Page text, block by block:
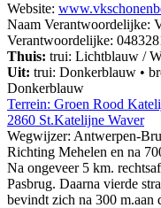
Website:
Naam Verantwoordelijke:
Verantwoordelijke:
Thuis: trui: Lichtblauw /
Uit: trui: Donkerblauw •
Donkerblauw
Terrein: Groen Rood
2860 St.Katelijne Waver
Wegwijzer: Antwerpen-
Richting Mehelen en na
Na ongeveer 5 km.
Pasbrug. Daarna vierde
bevindt zich na 300 m.aan